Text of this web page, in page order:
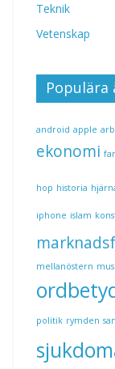
Teknik
Vetenskap
Populära
android apple
ekonomi
hop historia
iphone islam
mellanöstern
politik rymden